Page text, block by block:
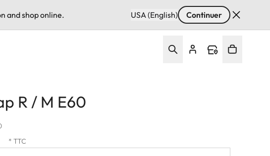
and shop online. USA (English) Continuer
R / M E60
* TTC